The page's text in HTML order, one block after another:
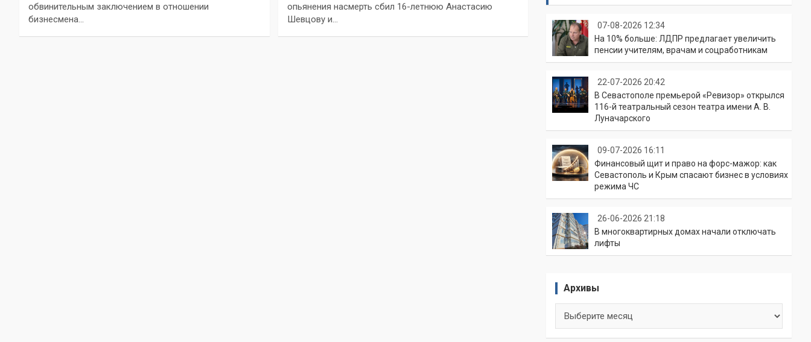
обвинительным заключением в отношении
бизнесмена…
опьянения насмерть сбил 16-летнюю Анастасию
Шевцову и…
07-08-2026 12:34
На 10% больше: ЛДПР предлагает увеличить
пенсии учителям, врачам и соцработникам
22-07-2026 20:42
В Севастополе премьерой «Ревизор» открылся
116-й театральный сезон театра имени А. В.
Луначарского
09-07-2026 16:11
Финансовый щит и право на форс-мажор: как
Севастополь и Крым спасают бизнес в условиях
режима ЧС
26-06-2026 21:18
В многоквартирных домах начали отключать
лифты
Архивы